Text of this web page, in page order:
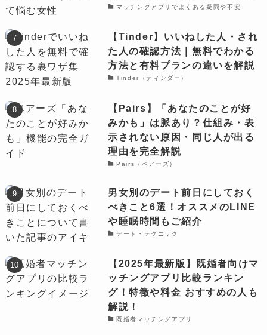
マッチングアプリでよくある疑問や不安
【Tinder】いいねした人・され
た人の確認方法｜無料でわかる
方法と有料プランの違いを解説
Tinder（ティンダー）
【Pairs】「あなたのことが好
みかも」は脈あり？仕組み・表
示されない原因・同じ人が出る
理由を完全解説
Pairs（ペアーズ）
男女別のデート前日にしておく
べきこと6選！オススメのLINE
や睡眠時間もご紹介
デート・テクニック
【2025年最新版】既婚者向けマ
ッチングアプリ比較ランキン
グ！特徴や料金 おすすめの人も
解説！
既婚者マッチングアプリ